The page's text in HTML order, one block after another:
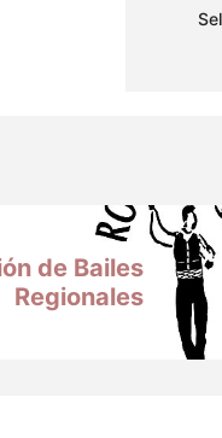
de Bailes
Regionales